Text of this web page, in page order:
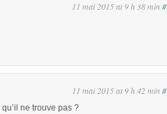
11 mai 2015 at 9 h 38 min #
11 mai 2015 at 9 h 42 min #
ne trouve pas ?